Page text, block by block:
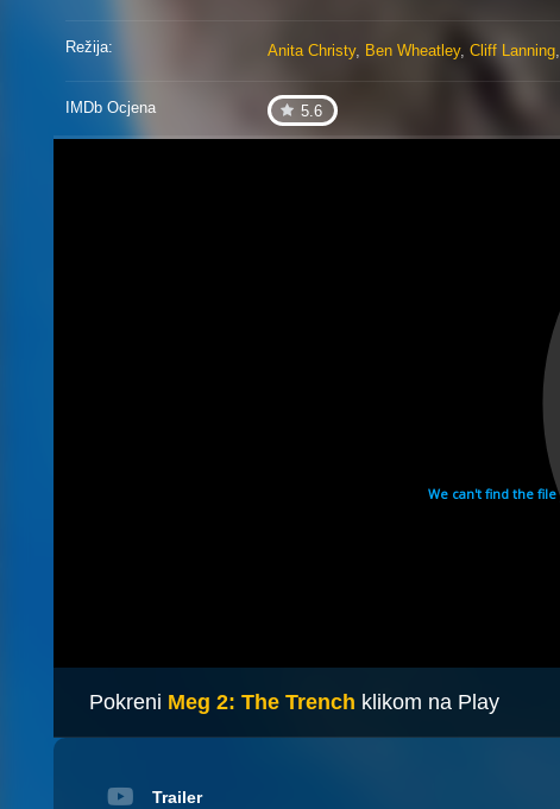
Režija: Anita Christy, Ben Wheatley, Cliff Lanning,
IMDb Ocjena 5.6
Pokreni Meg 2: The Trench klikom na Play
Trailer